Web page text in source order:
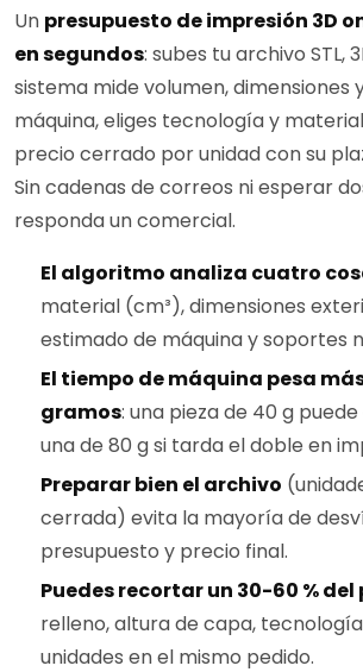
Un presupuesto de impresión 3D
en segundos: subes tu archivo STL,
sistema mide volumen, dimensiones
máquina, eliges tecnología y
precio cerrado por unidad con su
Sin cadenas de correos ni esperar
responda un comercial.
El algoritmo analiza cuatro
material (cm³), dimensiones
estimado de máquina y soportes
El tiempo de máquina pesa
gramos: una pieza de 40 g
una de 80 g si tarda el doble en
Preparar bien el archivo
cerrada) evita la mayoría de
presupuesto y precio final.
Puedes recortar un 30-60 % del
relleno, altura de capa,
unidades en el mismo pedido.